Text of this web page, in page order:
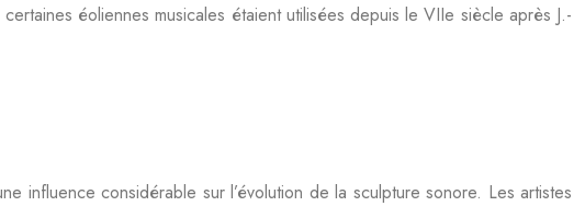
éoliennes musicales étaient utilisées depuis le VIIe siècle après J.-
influence considérable sur l’évolution de la sculpture sonore. Les artistes